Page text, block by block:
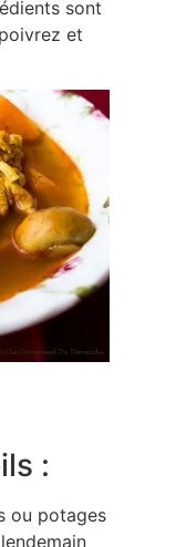
sont
et
:
ou potages